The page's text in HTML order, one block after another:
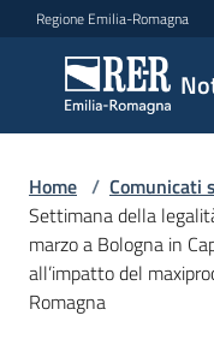
Vai al contenuto
Vai alla navigazione
Vai al footer
Regione Emilia-Romagna
Notizie
Comunicati
stampa
Menu selezionato
Cerca
un
Home / Comunicati
Settimana della
marzo a Bologna in
all’impatto del
Romagna